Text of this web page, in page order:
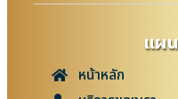
แผ
หน้าหลัก